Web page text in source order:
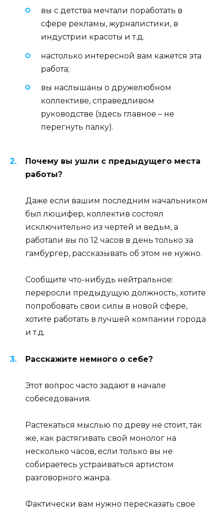
вы с детства мечтали поработать в
сфере рекламы, журналистики, в
индустрии красоты и т.д.
настолько интересной вам кажется эта
работа;
вы наслышаны о дружелюбном
коллективе, справедливом
руководстве (здесь главное – не
перегнуть палку).
Почему вы ушли с предыдущего места
работы?
Даже если вашим последним начальником
был люцифер, коллектив состоял
исключительно из чертей и ведьм, а
работали вы по 12 часов в день только за
гамбургер, рассказывать об этом не нужно.
Сообщите что-нибудь нейтральное:
переросли предыдущую должность, хотите
попробовать свои силы в новой сфере,
хотите работать в лучшей компании города
и т.д.
Расскажите немного о себе?
Этот вопрос часто задают в начале
собеседования.
Растекаться мыслью по древу не стоит, так
же, как растягивать свой монолог на
несколько часов, если только вы не
собираетесь устраиваться артистом
разговорного жанра.
Фактически вам нужно пересказать свое